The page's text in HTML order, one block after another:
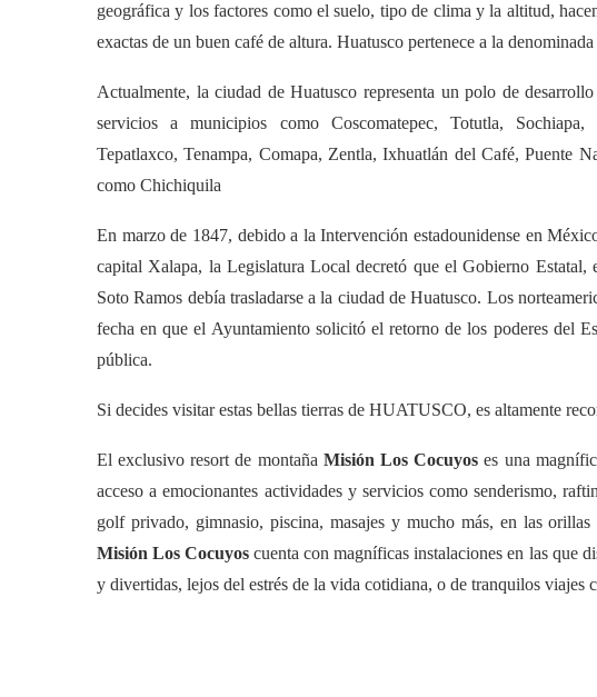
geográfica y los factores como el suelo, tipo de clima y la altitud,
exactas de un buen café de altura. Huatusco pertenece a la
Actualmente, la ciudad de Huatusco representa un polo de
servicios a municipios como Coscomatepec, Totutla, Sochiapa,
Tepatlaxco, Tenampa, Comapa, Zentla, Ixhuatlán del Café, Puente
como Chichiquila
En marzo de 1847, debido a la Intervención estadounidense en
capital Xalapa, la Legislatura Local decretó que el Gobierno Estatal,
Soto Ramos debía trasladarse a la ciudad de Huatusco. Los
fecha en que el Ayuntamiento solicitó el retorno de los poderes del
pública.
Si decides visitar estas bellas tierras de HUATUSCO, es altamente
El exclusivo resort de montaña Misión Los Cocuyos es una
acceso a emocionantes actividades y servicios como senderismo,
golf privado, gimnasio, piscina, masajes y mucho más, en las
Misión Los Cocuyos cuenta con magníficas instalaciones en las que
y divertidas, lejos del estrés de la vida cotidiana, o de tranquilos viajes